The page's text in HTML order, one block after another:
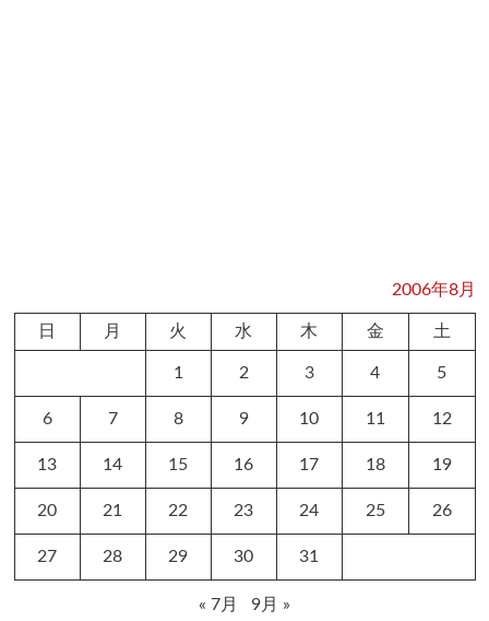
2006年8月
日 月 火 水 木 金 土
1 2 3 4 5
6 7 8 9 10 11 12
13 14 15 16 17 18 19
20 21 22 23 24 25 26
27 28 29 30 31
« 7月 9月 »